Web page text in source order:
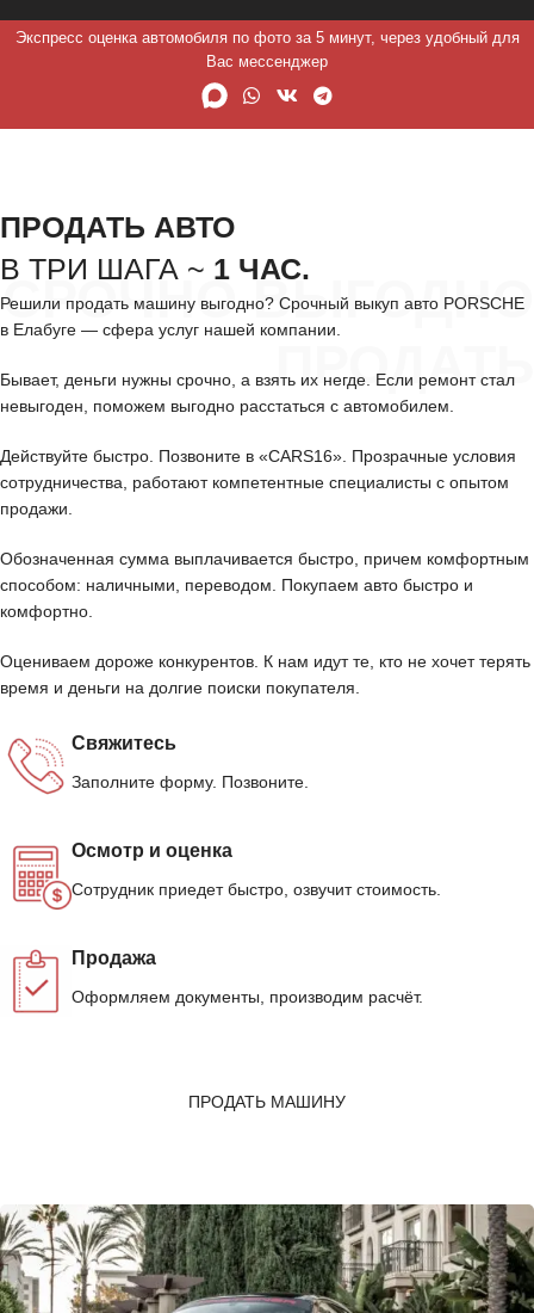
Экспресс оценка автомобиля по фото за 5 минут, через удобный для
Вас мессенджер
СРОЧНО ВЫГОДНО
ПРОДАТЬ
ПРОДАТЬ АВТО
В ТРИ ШАГА ~ 1 ЧАС.
Решили продать машину выгодно? Срочный выкуп авто PORSCHE
в Елабуге — сфера услуг нашей компании.
Бывает, деньги нужны срочно, а взять их негде. Если ремонт стал
невыгоден, поможем выгодно расстаться с автомобилем.
Действуйте быстро. Позвоните в «CARS16». Прозрачные условия
сотрудничества, работают компетентные специалисты с опытом
продажи.
Обозначенная сумма выплачивается быстро, причем комфортным
способом: наличными, переводом. Покупаем авто быстро и
комфортно.
Оцениваем дороже конкурентов. К нам идут те, кто не хочет терять
время и деньги на долгие поиски покупателя.
Свяжитесь
Заполните форму. Позвоните.
Осмотр и оценка
Сотрудник приедет быстро, озвучит стоимость.
Продажа
Оформляем документы, производим расчёт.
ПРОДАТЬ МАШИНУ